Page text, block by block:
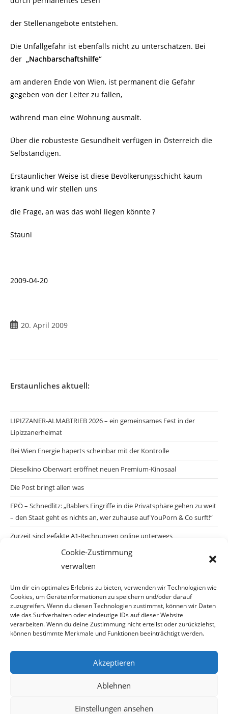
Cookie-Zustimmung
verwalten
Um dir ein optimales Erlebnis zu bieten, verwenden wir Technologien wie
Cookies, um Geräteinformationen zu speichern und/oder darauf
zuzugreifen. Wenn du diesen Technologien zustimmst, können wir Daten
wie das Surfverhalten oder eindeutige IDs auf dieser Website
verarbeiten. Wenn du deine Zustimmung nicht erteilst oder zurückziehst,
können bestimmte Merkmale und Funktionen beeinträchtigt werden.
Akzeptieren
Ablehnen
Einstellungen ansehen
der Stellenangebote entstehen.
Die Unfallgefahr ist ebenfalls nicht zu unterschätzen. Bei
der „Nachbarschaftshilfe“
am anderen Ende von Wien, ist permanent die Gefahr
gegeben von der Leiter zu fallen,
während man eine Wohnung ausmalt.
Über die robusteste Gesundheit verfügen in Österreich die
Selbständigen.
Erstaunlicher Weise ist diese Bevölkerungsschicht kaum
krank und wir stellen uns
die Frage, an was das wohl liegen könnte ?
Stauni
2009-04-20
Beitrag
20. April 2009
Erstaunliches aktuell:
LIPIZZANER-ALMABTRIEB 2026 – ein gemeinsames Fest in der
Lipizzanerheimat
Bei Wien Energie haperts scheinbar mit der Kontrolle
Dieselkino Oberwart eröffnet neuen Premium-Kinosaal
Die Post bringt allen was
FPÖ – Schnedlitz: „Bablers Eingriffe in die Privatsphäre gehen zu weit
– den Staat geht es nichts an, wer zuhause auf YouPorn & Co surft!“
Zurzeit sind gefakte A1-Rechnungen online unterwegs
Salzburgs Juden und ihre Sicherheit: „Erst nach einem Anschlag wäre
die Gefahr endlich konkret!“
Biologisches Wunder in Ceuta
Ein vermeintliches Abschiebemärchen
Archiv